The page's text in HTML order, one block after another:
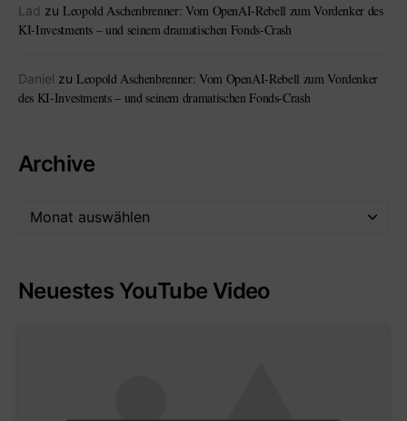
Lad zu Leopold Aschenbrenner: Vom OpenAI-Rebell zum Vordenker des
KI-Investments – und seinem dramatischen Fonds-Crash
Daniel zu Leopold Aschenbrenner: Vom OpenAI-Rebell zum Vordenker
des KI-Investments – und seinem dramatischen Fonds-Crash
Archive
Neuestes YouTube Video